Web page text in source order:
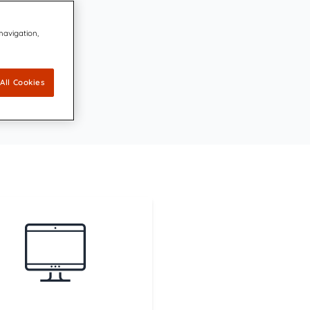
et innovante, engagée en
place de sa plateforme Digitale en parts de
technologie leader en accessibilité appliquée au design
et inclusives
Cookies